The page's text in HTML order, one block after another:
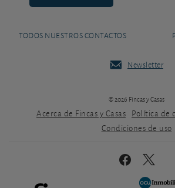
TODOS NUESTROS CONTACTOS
Newsletter
© 2026 Fincas y Casas
Acerca de Fincas y Casas Política de
Condiciones de uso